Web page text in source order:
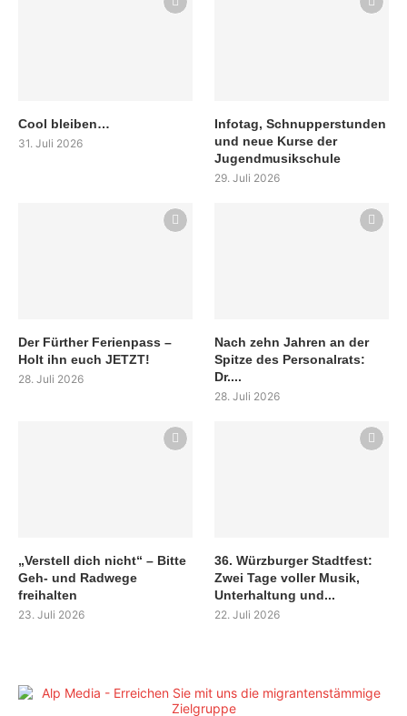
Cool bleiben…
31. Juli 2026
Infotag, Schnupperstunden
und neue Kurse der
Jugendmusikschule
29. Juli 2026
Der Fürther Ferienpass –
Holt ihn euch JETZT!
28. Juli 2026
Nach zehn Jahren an der
Spitze des Personalrats:
Dr....
28. Juli 2026
„Verstell dich nicht“ – Bitte
Geh- und Radwege
freihalten
23. Juli 2026
36. Würzburger Stadtfest:
Zwei Tage voller Musik,
Unterhaltung und...
22. Juli 2026